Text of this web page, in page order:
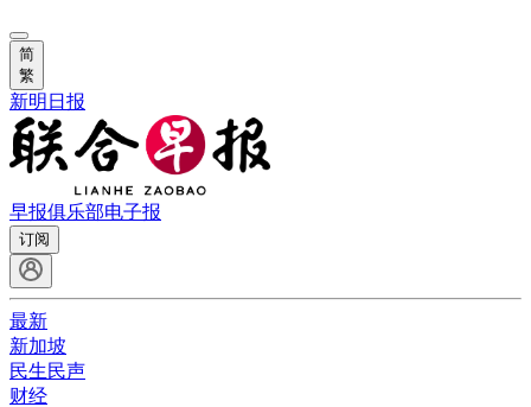
简
繁
新明日报
早报俱乐部电子报
订阅
最新
新加坡
民生民声
财经